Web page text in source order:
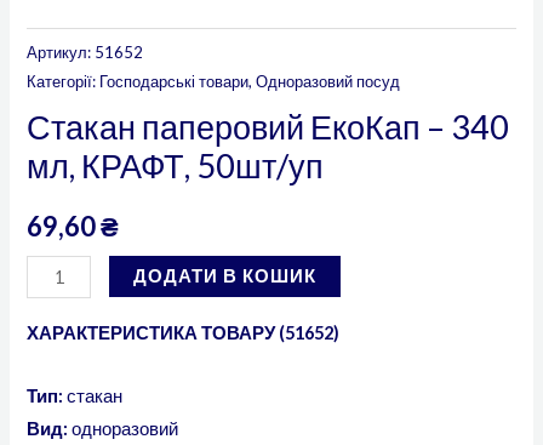
Артикул: 51652
Категорії: Господарські товари,Одноразовий посуд
Стакан паперовий ЕкоКап – 340
мл, КРАФТ, 50шт/уп
69,60₴
ДОДАТИ В КОШИК
ХАРАКТЕРИСТИКА ТОВАРУ (51652)
Тип:стакан
Вид: одноразовий